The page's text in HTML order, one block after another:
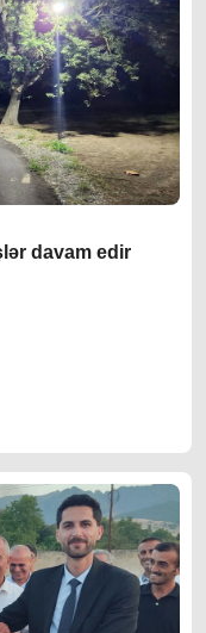
davam edir